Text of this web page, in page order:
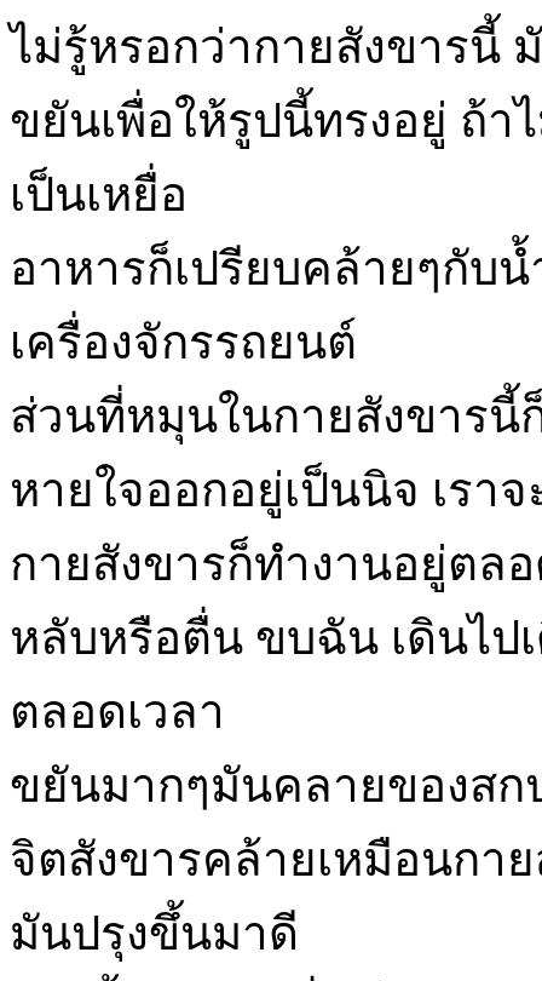
ไม่รู้หรอกว่ากายสังขารนี้
ขยันเพื่อให้รูปนี้ทรงอยู่ ถ้
เป็นเหยื่อ
อาหารก็เปรียบคล้ายๆกับ
เครื่องจักรรถยนต์
ส่วนที่หมุนในกายสังขารนี้
หายใจออกอยู่เป็นนิจ เรา
กายสังขารก็ทำงานอยู่ตล
หลับหรือตื่น ขบฉัน เดินไป
ตลอดเวลา
ขยันมากๆมันคลายของส
จิตสังขารคล้ายเหมือนกา
มันปรุงขึ้นมาดี